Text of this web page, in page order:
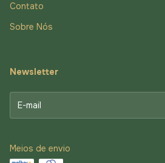
Contato
Sobre Nós
Newsletter
Meios de envio